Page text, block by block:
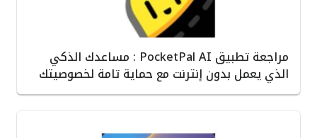
مراجعة تطبيق PocketPal AI : مساعدك الذكي
الذي يعمل بدون إنترنت مع حماية تامة لخصوصيتك